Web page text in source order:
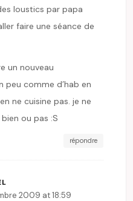
loustics par papa
faire une séance de
un nouveau
peu comme d’hab en
ne cuisine pas. je ne
ou pas :S
répondre
2009 at 18:59